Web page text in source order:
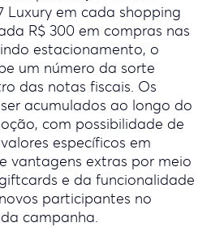
Luxury em cada shopping
R$ 300 em compras nas
estacionamento, o
um número da sorte
das notas fiscais. Os
acumulados ao longo do
com possibilidade de
específicos em
vantagens extras por meio
e da funcionalidade
participantes no
campanha.